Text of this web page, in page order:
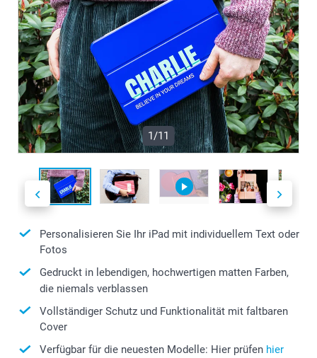
1/11
Personalisieren Sie Ihr iPad mit individuellem Text oder
Fotos
Gedruckt in lebendigen, hochwertigen matten Farben,
die niemals verblassen
Vollständiger Schutz und Funktionalität mit faltbaren
Cover
Verfügbar für die neuesten Modelle: Hier prüfen hier